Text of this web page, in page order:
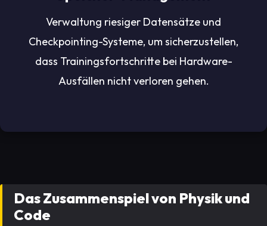
Verwaltung riesiger Datensätze und
Checkpointing-Systeme, um sicherzustellen,
dass Trainingsfortschritte bei Hardware-
Ausfällen nicht verloren gehen.
Das Zusammenspiel von Physik und
Code